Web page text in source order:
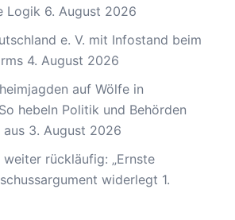
Logik 6. August 2026
e. V. mit Infostand beim
4. August 2026
auf Wölfe in
hebeln Politik und Behörden
aus 3. August 2026
rückläufig: „Ernste
widerlegt 1.